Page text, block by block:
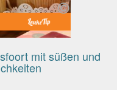
mit süßen und